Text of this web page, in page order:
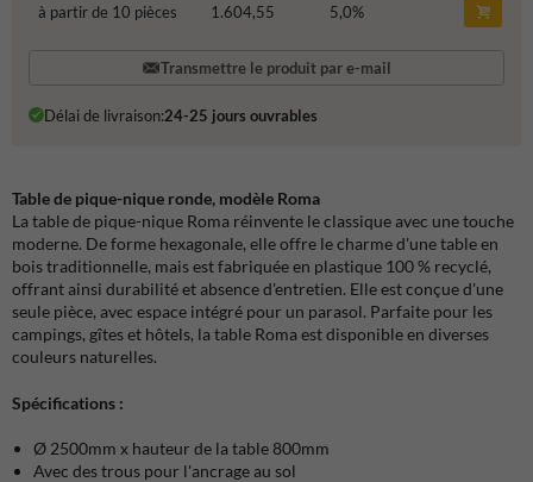
à partir de 10 pièces
1.604,55 5,0%
Transmettre le produit par e-mail
Délai de livraison:24-25 jours ouvrables
Table de pique-nique ronde, modèle Roma
La table de pique-nique Roma réinvente le classique avec une touche
moderne. De forme hexagonale, elle offre le charme d'une table en
bois traditionnelle, mais est fabriquée en plastique 100 % recyclé,
offrant ainsi durabilité et absence d'entretien. Elle est conçue d'une
seule pièce, avec espace intégré pour un parasol. Parfaite pour les
campings, gîtes et hôtels, la table Roma est disponible en diverses
couleurs naturelles.
Spécifications :
Ø 2500mm x hauteur de la table 800mm
Avec des trous pour l'ancrage au sol